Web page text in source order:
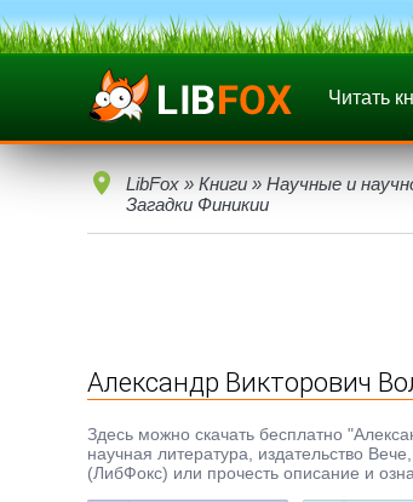
Читать
LibFox » Книги » Научные и
Загадки Финикии
Александр Викторович
Здесь можно скачать бесплатно
научная литература, издательство
(ЛибФокс) или прочесть описание и